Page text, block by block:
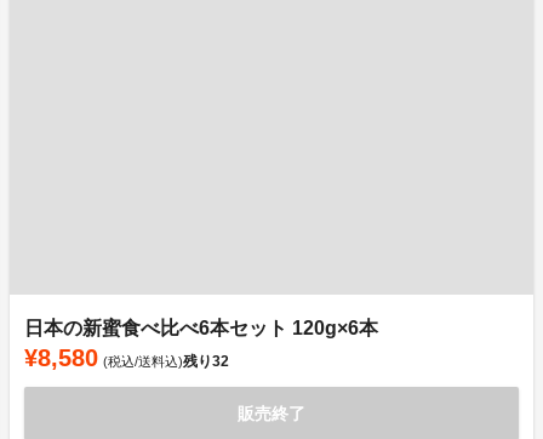
日本の新蜜食べ比べ6本セット 120g×6本
¥8,580 (税込/送料込)残り32
販売終了